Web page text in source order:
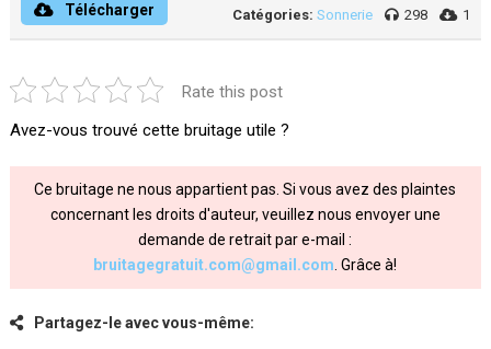
Télécharger Catégories: Sonnerie 298 1
Rate this post
Avez-vous trouvé cette bruitage utile ?
Ce bruitage ne nous appartient pas. Si vous avez des plaintes
concernant les droits d'auteur, veuillez nous envoyer une
demande de retrait par e-mail :
bruitagegratuit.com@gmail.com . Grâce à!
Partagez-le avec vous-même: